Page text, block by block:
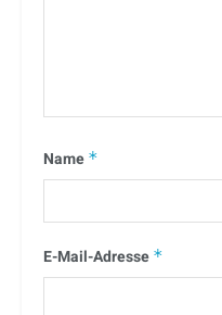
Name *
E-Mail-Adresse *